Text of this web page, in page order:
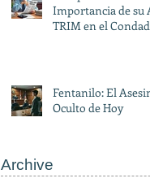
Importancia de su
TRIM en el
Fentanilo: El
Oculto de Hoy
Archive